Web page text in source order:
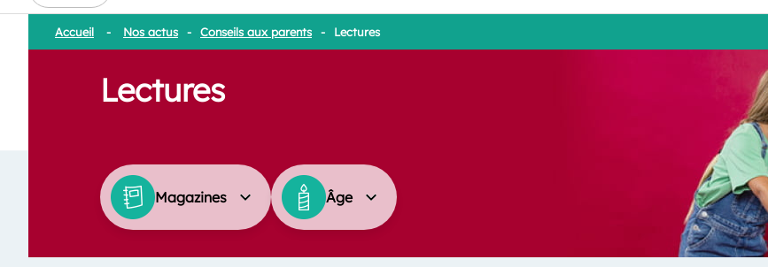
Accueil - Nos actus - Conseils aux parents - Lectures
Lectures
Magazines Âge